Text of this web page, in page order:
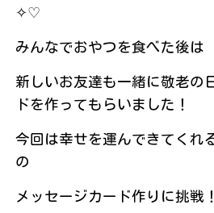
✧♡
みんなでおやつを食べた後は
新しいお友達も一緒に敬老の
ドを作ってもらいました！
今回は幸せを運んできてくれ
の
メッセージカード作りに挑戦